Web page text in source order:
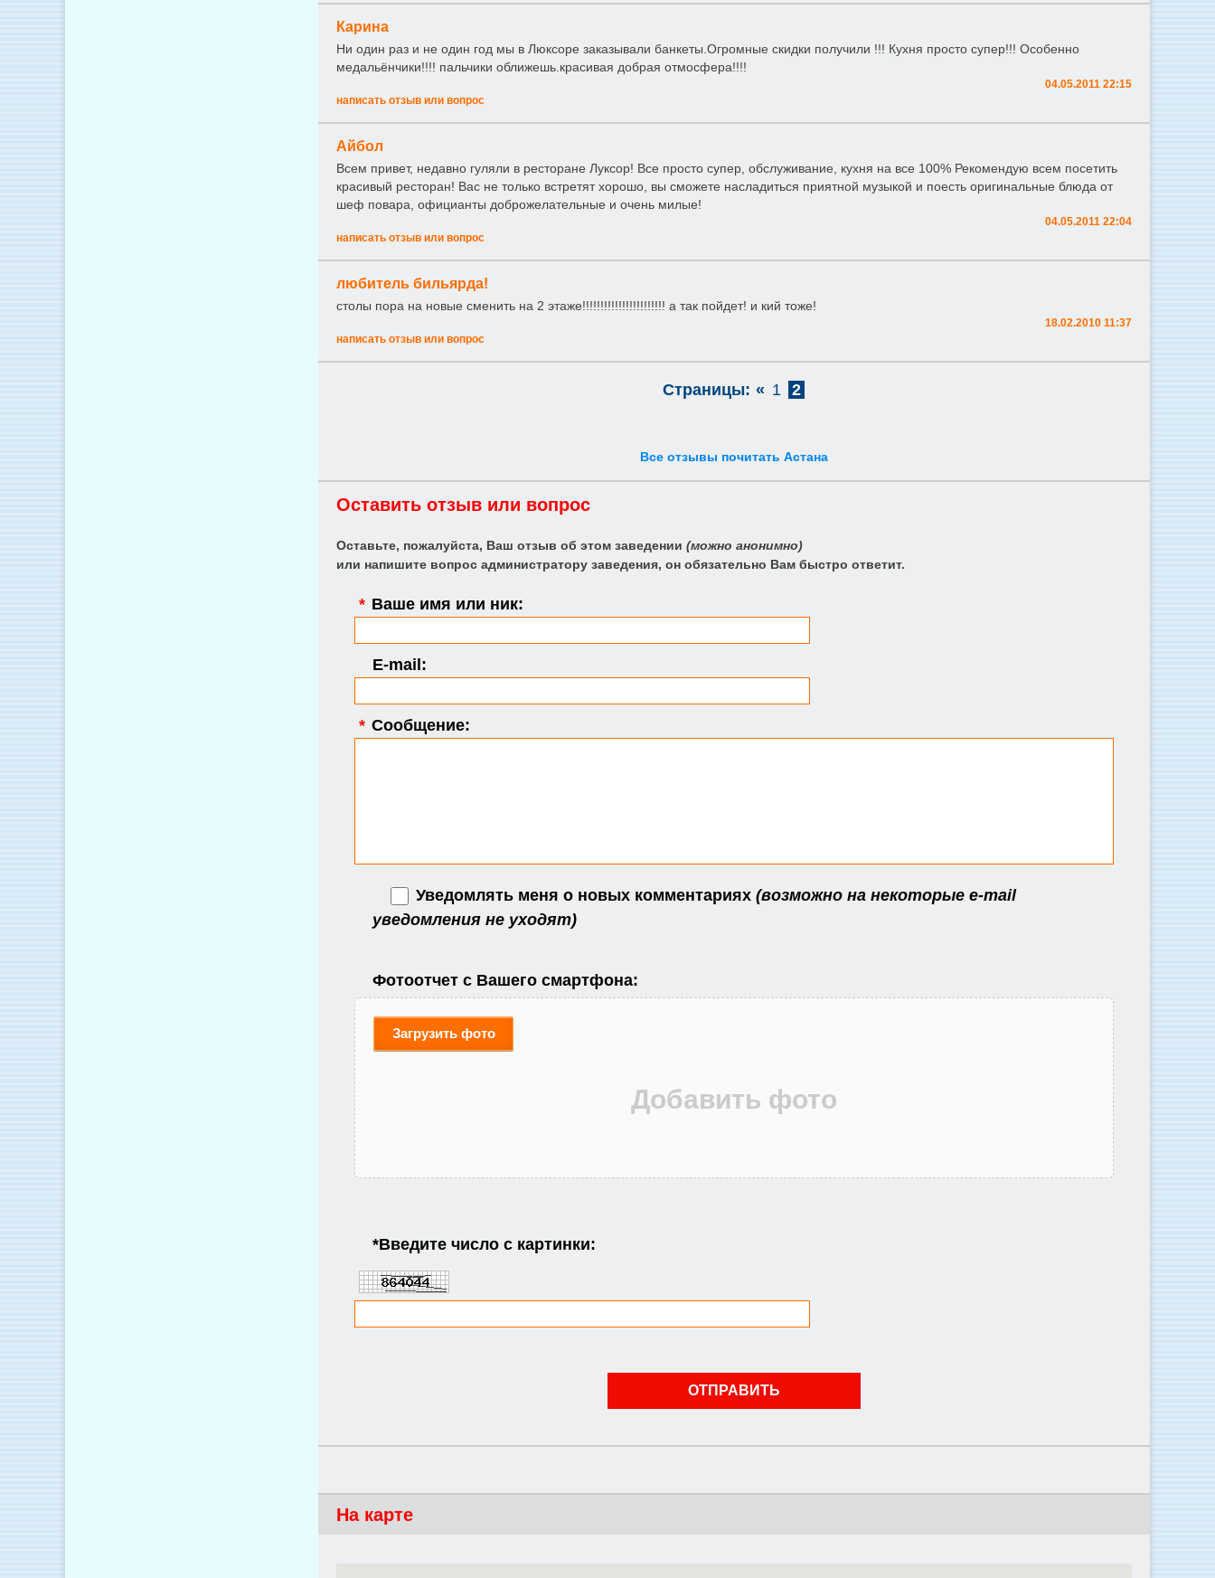
Карина
Ни один раз и не один год мы в Люксоре заказывали банкеты.Огромные скидки получили !!! Кухня просто супер!!! Особенно
медальёнчики!!!! пальчики оближешь.красивая добрая отмосфера!!!!
04.05.2011 22:15
написать отзыв или вопрос
Айбол
Всем привет, недавно гуляли в ресторане Луксор! Все просто супер, обслуживание, кухня на все 100% Рекомендую всем посетить
красивый ресторан! Вас не только встретят хорошо, вы сможете насладиться приятной музыкой и поесть оригинальные блюда от
шеф повара, официанты доброжелательные и очень милые!
04.05.2011 22:04
написать отзыв или вопрос
любитель бильярда!
столы пора на новые сменить на 2 этаже!!!!!!!!!!!!!!!!!!!!!!! а так пойдет! и кий тоже!
18.02.2010 11:37
написать отзыв или вопрос
Страницы: « 1 2
Все отзывы почитать Астана
Оставить отзыв или вопрос
Оставьте, пожалуйста, Ваш отзыв об этом заведении (можно анонимно)
или напишите вопрос администратору заведения, он обязательно Вам быстро ответит.
* Ваше имя или ник:
E-mail:
* Сообщение:
Уведомлять меня о новых комментариях (возможно на некоторые e-mail
уведомления не уходят)
Фотоотчет с Вашего смартфона:
Загрузить фото
*Введите число с картинки:
На карте